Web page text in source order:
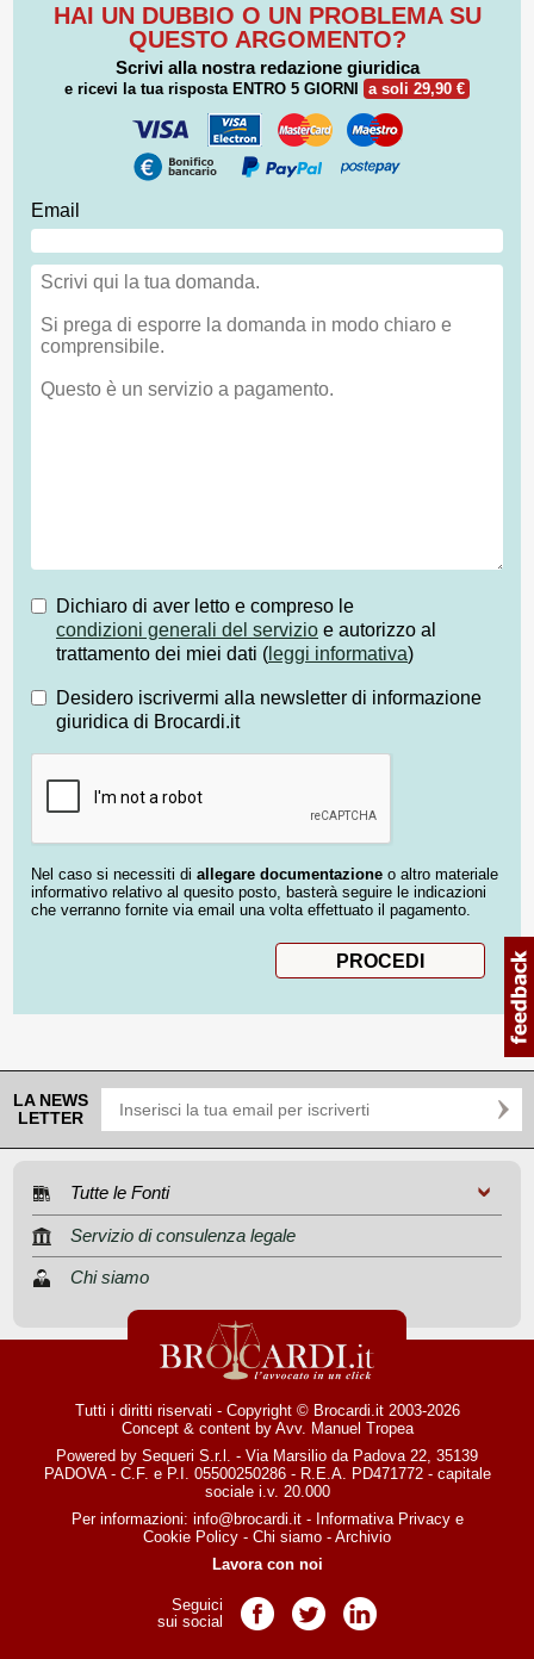
HAI UN DUBBIO O UN PROBLEMA SU
QUESTO ARGOMENTO?
Scrivi alla nostra redazione giuridica
e ricevi la tua risposta ENTRO 5 GIORNI a soli 29,90 €
Email
Dichiaro di aver letto e compreso le
condizioni generali del servizio e autorizzo al
trattamento dei miei dati ( leggi informativa)
Desidero iscrivermi alla newsletter di informazione
giuridica di Brocardi.it
Nel caso si necessiti di allegare documentazione o altro materiale
informativo relativo al quesito posto, basterà seguire le indicazioni
che verranno fornite via email una volta effettuato il pagamento.
LA NEWS
LETTER
Tutte le Fonti
Servizio di consulenza legale
Chi siamo
Tutti i diritti riservati - Copyright © Brocardi.it 2003-2026
Concept & content by Avv. Manuel Tropea
Powered by Sequeri S.r.l. - Via Marsilio da Padova 22, 35139
PADOVA - C.F. e P.I. 05500250286 - R.E.A. PD471772 - capitale
sociale i.v. 20.000
Per informazioni: info@brocardi.it- Informativa Privacye
Cookie Policy - Chi siamo - Archivio
Lavora con noi
Seguici
sui social
Pagina Facebook
Pagina TwitterPagina LinkedIn